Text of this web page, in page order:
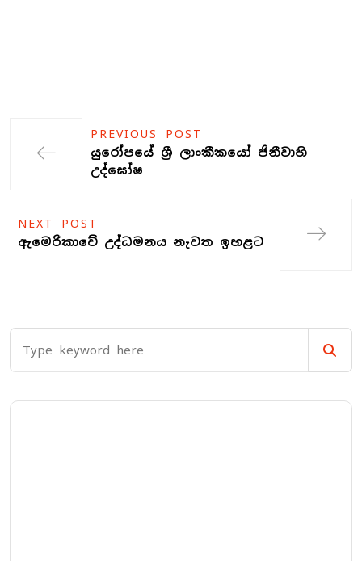
PREVIOUS POST
යුරෝපයේ ශ්‍රී ලාංකීකයෝ ජිනීවාහි
උද්ඝෝෂ
NEXT POST
ඇමෙරිකාවේ උද්ධමනය නැවත ඉහළට